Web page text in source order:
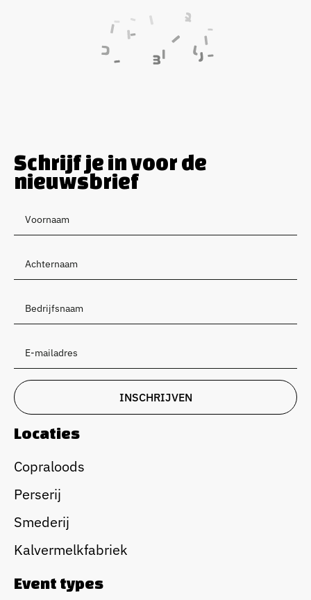
Schrijf je in voor de
nieuwsbrief
Locaties
Copraloods
Perserij
Smederij
Kalvermelkfabriek
Event types